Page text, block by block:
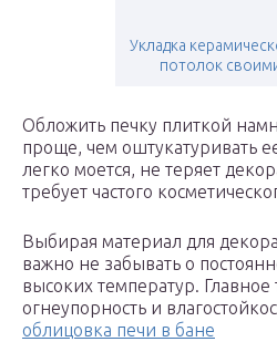
Укладка
потолок
Обложить печку плиткой
проще, чем оштукатуривать
легко моется, не теряет
требует частого
Выбирая материал для
важно не забывать о
высоких температур.
огнеупорность и
облицовка печи в бане